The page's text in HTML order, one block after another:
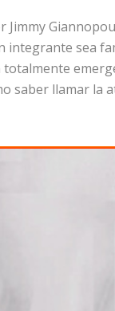
Jimmy
integrante sea
saber llamar la